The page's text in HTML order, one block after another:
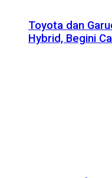
Toyota dan
Hybrid, Begini